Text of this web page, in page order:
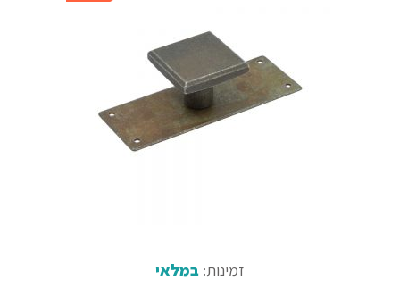
זמינות: במלאי